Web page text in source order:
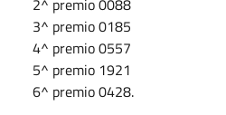
3^ premio 0185
4^ premio 0557
5^ premio 1921
6^ premio 0428.